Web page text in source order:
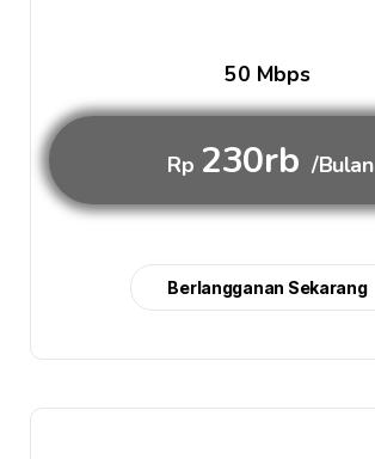
50 Mbps
Rp 230rb /Bulan
Berlangganan Sekarang